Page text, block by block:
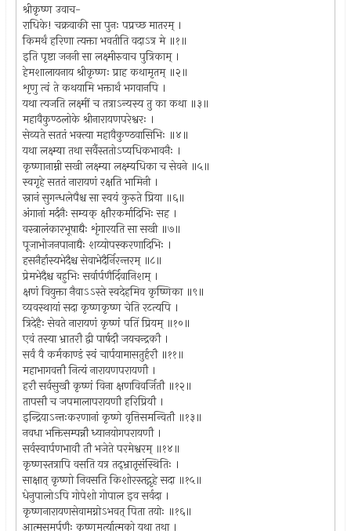
श्रीकृष्ण उवाच-
राधिके! चक्रवाकी सा पुनः पप्रच्छ मातरम् ।
किमर्थं हरिणा त्यक्ता भवतीति वदाऽत्र मे ॥१॥
इति पृष्टा जननी सा लक्ष्मीरुवाच पुत्रिकाम् ।
हेमशालायनाय श्रीकृष्णः प्राह कथामृतम् ॥२॥
शृणु त्वं ते कथयामि भक्तार्थं भगवानपि ।
यथा त्यजति लक्ष्मीं च तत्राऽन्यस्य तु का कथा ॥३॥
महावैकुण्ठलोके श्रीनारायणपरेश्वरः ।
सेव्यते सततं भक्त्या महावैकुण्ठवासिभिः ॥४॥
यथा लक्ष्म्या तथा सर्वैस्ततोऽप्यधिकभावनैः ।
कृष्णानाम्नी सखी लक्ष्म्या लक्ष्म्यधिका च सेवने ॥५॥
स्वगृहे सततं नारायणं रक्षति भामिनी ।
स्नानं सुगन्धलेपैश्च सा स्वयं कुरुते प्रिया ॥६॥
अंगानां मर्दनैः सम्यक् क्षौरकर्मादिभिः सह ।
वस्त्रालंकारभूषाद्यैः शृंगारयति सा सखी ॥७॥
पूजाभोजनपानाद्यैः शय्योपस्करणादिभिः ।
हसनैर्हास्यभेदैश्च सेवाभेदैर्निरन्तरम् ॥८॥
प्रेमभेदैश्च बहुभिः सर्वार्पणैर्दिवानिशम् ।
क्षणं वियुक्ता नैवाऽऽस्ते स्वदेहमिव कृष्णिका ॥९॥
व्यवस्थायां सदा कृष्णकृष्ण चेति रटत्यपि ।
त्रिदेहैः सेवते नारायणं कृष्णं पतिं प्रियम् ॥१०॥
एवं तस्या भ्रातरौ द्वी पार्षदौ जयचन्द्रकौ ।
सर्वं वै कर्मकाण्डं स्वं चार्पयामासतुर्हरौ ॥११॥
महाभागवत्तौ नित्यं नारायणपरायणौ ।
हरौ सर्वसुखौ कृष्णं विना क्षणविवर्जितौ ॥१२॥
तापसौ च जपमालापरायणौ हरिप्रियौ ।
इन्द्रियाऽन्तःकरणानां कृष्णे वृत्तिसमन्वितौ ॥१३॥
नवधा भक्तिसम्पन्नौ ध्यानयोगपरायणौ ।
सर्वस्वार्पणभावौ तौ भजेते परमेश्वरम् ॥१४॥
कृष्णस्तत्रापि वसति यत्र तद्भ्रातृसंस्थितिः ।
साक्षात् कृष्णो निवसति किशोरस्तद्गृहे सदा ॥१५॥
धेनुपालोऽपि गोपेशो गोपाल इव सर्वदा ।
कृष्णनारायणसेवामग्नोऽभवत् पिता तयोः ॥१६॥
आत्मसमर्पणैः कृष्णमूर्त्यात्मको यथा तथा ।